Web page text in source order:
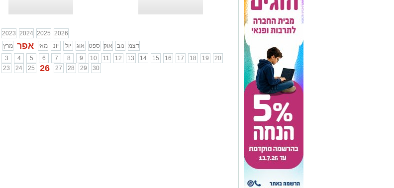
לטייל!
2023 2024 2025 2026
מרץ אפר מאי יונ יול אוג ספט אוק נוב
דצמ
3 4 5 6 7 8 9 10 11 12 13 14 15 16 17 18 19
20
23 24 25 26 27 28 29 30